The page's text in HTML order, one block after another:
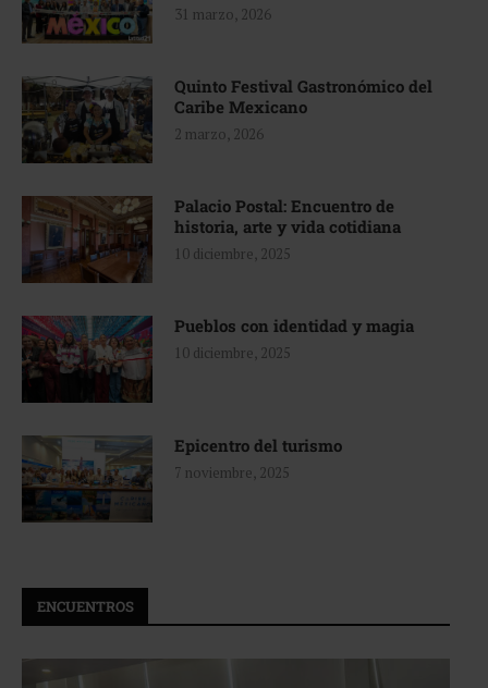
31 marzo, 2026
Quinto Festival Gastronómico del
Caribe Mexicano
2 marzo, 2026
Palacio Postal: Encuentro de
historia, arte y vida cotidiana
10 diciembre, 2025
Pueblos con identidad y magia
10 diciembre, 2025
Epicentro del turismo
7 noviembre, 2025
ENCUENTROS